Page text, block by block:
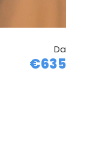
Da
€635